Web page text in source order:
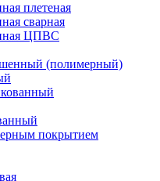
плетеная
сварная
ЦПВС
(полимерный)
покрытием